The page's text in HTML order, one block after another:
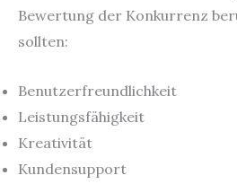
Bewertung der Konkurrenz
sollten:
Benutzerfreundlichkeit
Leistungsfähigkeit
Kreativität
Kundensupport